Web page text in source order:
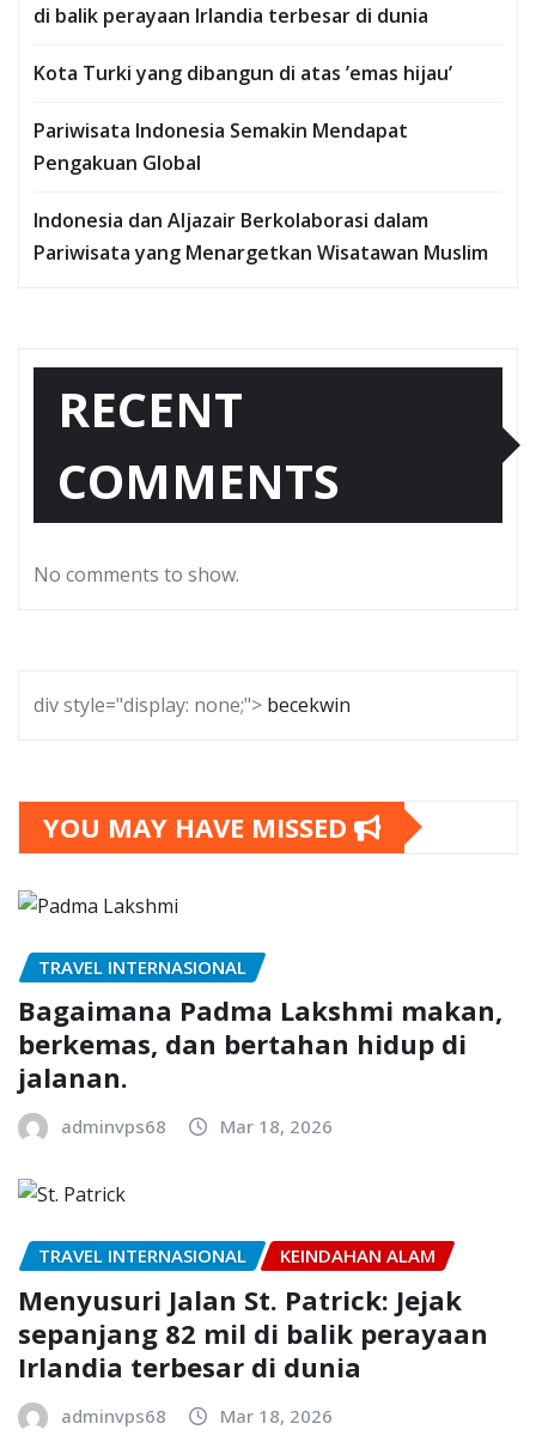
di balik perayaan Irlandia terbesar di dunia
Kota Turki yang dibangun di atas ’emas hijau’
Pariwisata Indonesia Semakin Mendapat
Pengakuan Global
Indonesia dan Aljazair Berkolaborasi dalam
Pariwisata yang Menargetkan Wisatawan Muslim
RECENT
COMMENTS
No comments to show.
div style="display: none;"> becekwin
YOU MAY HAVE MISSED
TRAVEL INTERNASIONAL
Bagaimana Padma Lakshmi makan,
berkemas, dan bertahan hidup di
jalanan.
adminvps68 Mar 18, 2026
TRAVEL INTERNASIONAL KEINDAHAN ALAM
Menyusuri Jalan St. Patrick: Jejak
sepanjang 82 mil di balik perayaan
Irlandia terbesar di dunia
adminvps68 Mar 18, 2026